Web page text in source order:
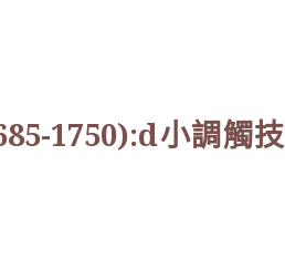
1750):d小調觸技